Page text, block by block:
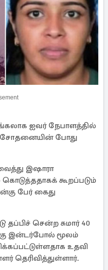
ஐவர் நேபாளத்தில்
போது
இஷாரா
கூறப்படும்
பேர் கைது
தப்பிச் சென்ற சுமார் 40
இன்டர்போல் மூலம்
உதவி
தெரிவித்துள்ளார்.